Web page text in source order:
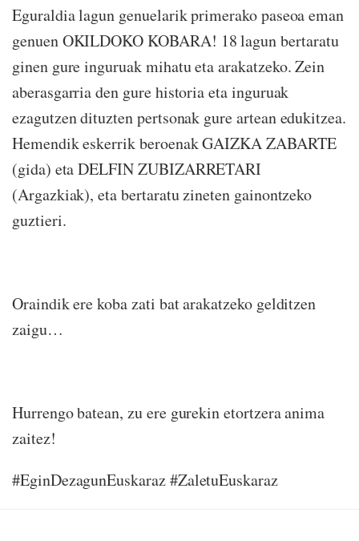
Eguraldia lagun genuelarik primerako paseoa eman
genuen OKILDOKO KOBARA! 18 lagun bertaratu
ginen gure inguruak mihatu eta arakatzeko. Zein
aberasgarria den gure historia eta inguruak
ezagutzen dituzten pertsonak gure artean edukitzea.
Hemendik eskerrik beroenak GAIZKA ZABARTE
(gida) eta DELFIN ZUBIZARRETARI
(Argazkiak), eta bertaratu zineten gainontzeko
guztieri.
Oraindik ere koba zati bat arakatzeko gelditzen
zaigu…
Hurrengo batean, zu ere gurekin etortzera anima
zaitez!
#EginDezagunEuskaraz #ZaletuEuskaraz